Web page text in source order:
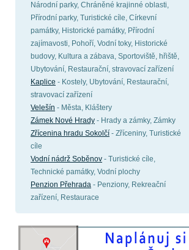
Národní parky, Chráněné krajinné oblasti,
Přírodní parky, Turistické cíle, Církevní
památky, Historické památky, Přírodní
zajímavosti, Pohoří, Vodní toky, Historické
budovy, Kultura a zábava, Sportoviště, hřiště,
Ubytování, Restaurační, stravovací zařízení
Kaplice - Kostely, Ubytování, Restaurační,
stravovací zařízení
Velešín - Města, Kláštery
Zámek Nové Hrady - Hrady a zámky, Zámky
Zřícenina hradu Sokolčí - Zříceniny, Turistické
cíle
Vodní nádrž Soběnov - Turistické cíle,
Technické památky, Vodní plochy
Penzion Přehrada - Penziony, Rekreační
zařízení, Restaurace